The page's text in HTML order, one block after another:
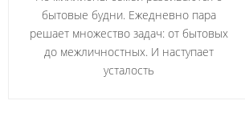
бытовые будни. Ежедневно пара
решает множество задач: от бытовых
до межличностных. И наступает
усталость